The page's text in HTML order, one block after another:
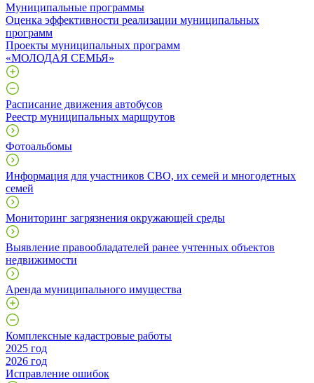
Муниципальные программы
Оценка эффективности реализации муниципальных
программ
Проекты муниципальных программ
«МОЛОДАЯ СЕМЬЯ»
Расписание движения автобусов
Реестр муниципальных маршрутов
Фотоальбомы
Информация для участников СВО, их семей и многодетных
семей
Мониторинг загрязнения окружающей среды
Выявление правообладателей ранее учтенных объектов
недвижимости
Аренда муниципального имущества
Комплексные кадастровые работы
2025 год
2026 год
Исправление ошибок